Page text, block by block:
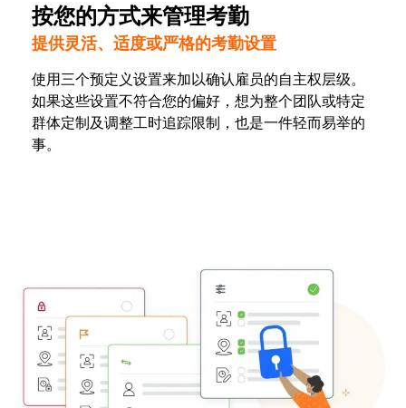
按您的方式来管理考勤
提供灵活、适度或严格的考勤设置
使用三个预定义设置来加以确认雇员的自主权层级。
如果这些设置不符合您的偏好，想为整个团队或特定
群体定制及调整工时追踪限制，也是一件轻而易举的
事。